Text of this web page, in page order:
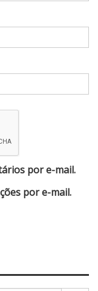
por e-mail.
por e-mail.